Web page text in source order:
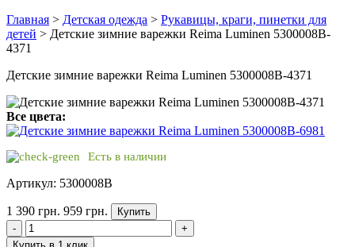
Главная > Детская одежда > Рукавицы, краги, пинетки для
детей > Детские зимние варежки Reima Luminen 5300008B-
4371
Детские зимние варежки Reima Luminen 5300008B-4371
Все цвета:
Есть в наличии
Артикул: 5300008B
1 390 грн. 959 грн.
Купить
-
+